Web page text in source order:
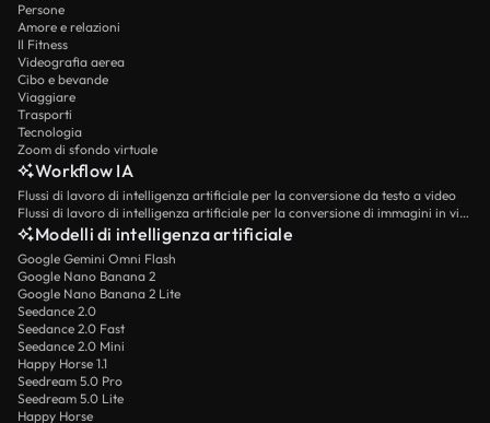
Persone
Amore e relazioni
Il Fitness
Videografia aerea
Cibo e bevande
Viaggiare
Trasporti
Tecnologia
Zoom di sfondo virtuale
Workflow IA
Flussi di lavoro di intelligenza artificiale per la conversione da testo a video
Flussi di lavoro di intelligenza artificiale per la conversione di immagini in video
Modelli di intelligenza artificiale
Google Gemini Omni Flash
Google Nano Banana 2
Google Nano Banana 2 Lite
Seedance 2.0
Seedance 2.0 Fast
Seedance 2.0 Mini
Happy Horse 1.1
Seedream 5.0 Pro
Seedream 5.0 Lite
Happy Horse